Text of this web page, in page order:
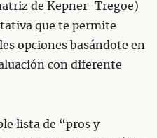
de Kepner-Tregoe)
que te permite
opciones basándote en
con diferente
lista de “pros y